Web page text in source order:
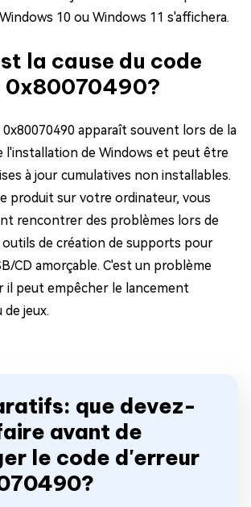
10 ou Windows 11 s'affichera.
la cause du code
0x80070490?
apparaît souvent lors de la
l'installation de Windows et peut être
à jour cumulatives non installables.
produit sur votre ordinateur, vous
rencontrer des problèmes lors de
outils de création de supports pour
CD amorçable. C'est un problème
il peut empêcher le lancement
jeux.
que devez-
avant de
le code d'erreur